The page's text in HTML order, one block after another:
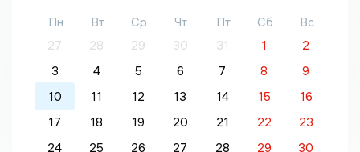
Пн Вт Ср Чт Пт Сб
Вс
27
28 29 30 31 1
2
3
4 5 6 7 8
9
10
11 12 13 14 15
16
17
18 19 20 21 22
23
24
25 26 27 28 29
30